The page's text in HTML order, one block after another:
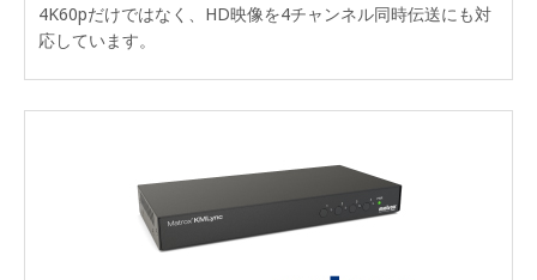
4K60pだけではなく、HD映像を4チャンネル同時伝送にも対
応しています。